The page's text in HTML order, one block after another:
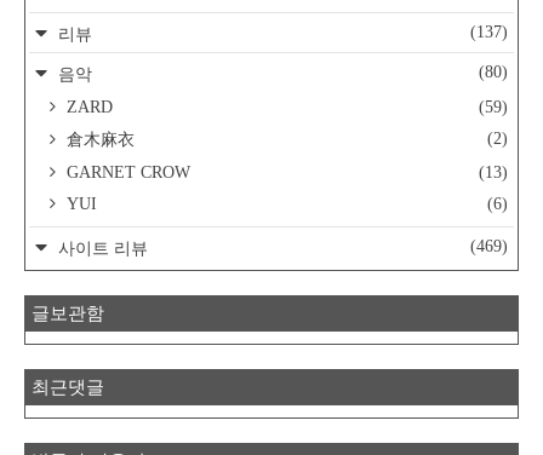
리뷰 (137)
음악
(80)
ZARD
(59)
倉木麻衣
(2)
GARNET CROW
(13)
YUI
(6)
사이트 리뷰 (469)
글보관함
최근댓글